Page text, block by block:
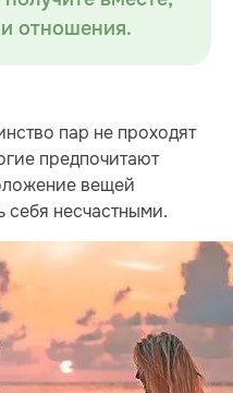
отношения.
пар не проходят
предпочитают
вещей
себя несчастными.